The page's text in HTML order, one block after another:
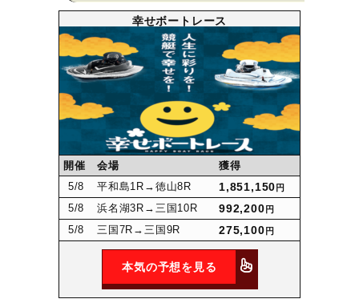
幸せボートレース
開催 会場
獲得
5/8 平和島1R →徳山8R 1,851,150 円
5/8 浜名湖3R →三国10R 992,200 円
5/8 三国7R →三国9R 275,100 円
本気の予想を見る